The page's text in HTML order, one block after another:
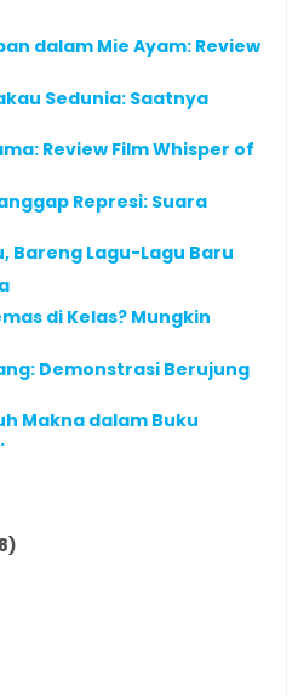
dalam Mie Ayam: Review
Sedunia: Saatnya
Review Film Whisper of
Represi: Suara
Bareng Lagu-Lagu Baru
di Kelas? Mungkin
Demonstrasi Berujung
Makna dalam Buku